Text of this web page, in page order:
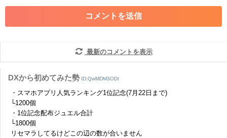
・各ゲームのネタバレを含む内容の投稿
・その他、管理者が不適切と判断した投稿
コメントの削除を申請する※投稿内容を確認後、順次対応さ
せていただきます。ご了承ください。
さい。
また、過度な利用規約の違反や、弊社に損害の及ぶ内容の書き込みがあ
った場合は、法的措置をとらせていただく場合もございますので、あら
かじめご理解くださいませ。
最新のコメントを表示
DXから初めてみた勢 ID:QwMDM3ODI
・スマホアプリ人気ランキング1位記念(7月22日まで)
└1200個
・1位記念配布ジュエル合計
└1800個
リセマラしてるけどこの辺の数が合いません